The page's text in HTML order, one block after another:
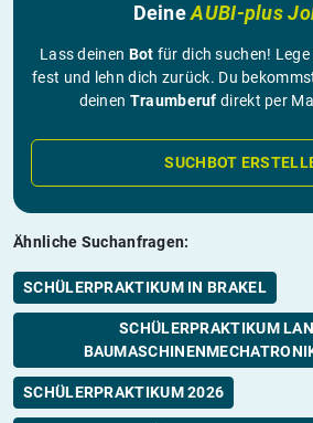
DeineAUBI-plus
Lass deinen Bot für dich suchen!
fest und lehn dich zurück. Du
deinen Traumberuf direkt per
SUCHBOT
Ähnliche Suchanfragen:
SCHÜLERPRAKTIKUM IN BRAKEL
SCHÜLERPRAKTIKUM
SCHÜLERPRAKTIKUM 2026